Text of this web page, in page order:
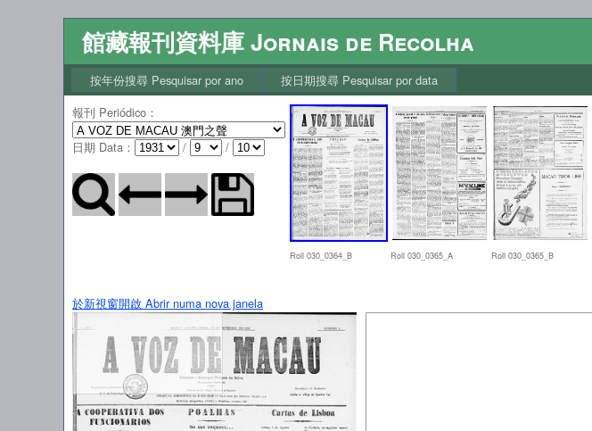
館藏報刊資料庫 Jornais de Recolha
按年份搜尋 Pesquisar por ano
按日期搜尋 Pesquisar por data
報刊 Periódico ：
日期 Data ： / /
Roll 030_0364_B Roll 030_0365_A Roll 030_0365_B
於新視窗開啟 Abrir numa nova janela